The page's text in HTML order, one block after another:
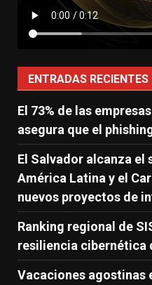
ENTRADAS RECIENTES
El 73% de las
asegura que el
El Salvador alcanza el
América Latina y el
nuevos proyectos de
Ranking regional de
resiliencia cibernética
Vacaciones agostinas